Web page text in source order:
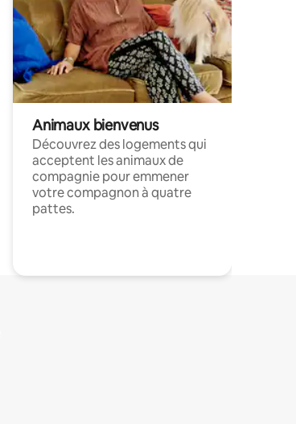
Animaux bienvenus
Découvrez des logements qui
acceptent les animaux de
compagnie pour emmener
votre compagnon à quatre
pattes.